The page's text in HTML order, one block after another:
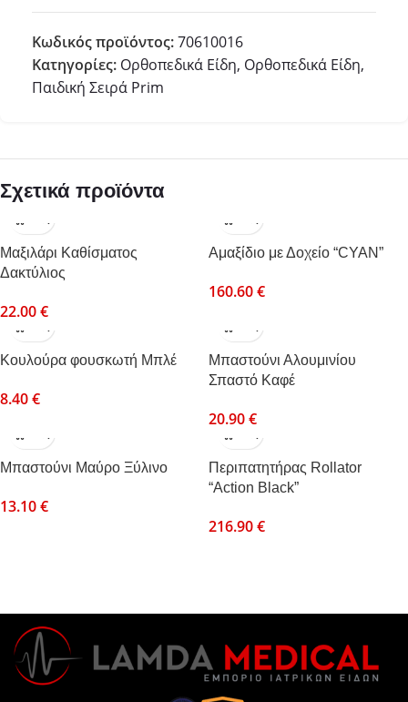
Κωδικός προϊόντος:70610016
Κατηγορίες: Ορθοπεδικά Είδη, Ορθοπεδικά Είδη,
Παιδική Σειρά Prim
Σχετικά προϊόντα
Mαξιλάρι Καθίσματος
Δακτύλιος
22.00€
Αμαξίδιο με Δοχείο “CYAN”
160.60€
Κουλούρα φουσκωτή Μπλέ
8.40€
Μπαστούνι Αλουμινίου
Σπαστό Καφέ
20.90€
Μπαστούνι Μαύρο Ξύλινο
13.10€
Περιπατητήρας Rollator
“Action Black”
216.90€